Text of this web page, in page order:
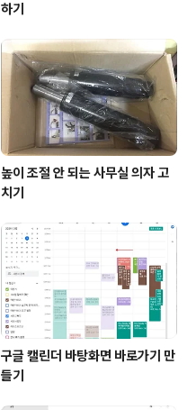
하기
높이 조절 안 되는 사무실 의자 고
치기
구글 캘린더 바탕화면 바로가기 만
들기